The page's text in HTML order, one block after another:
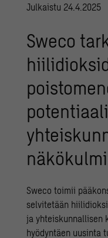
Julkaistu 24.4.2025
Sweco
Sweco toimii
selvitetään
ja yhteiskunnallisen
hyödyntäen uusinta